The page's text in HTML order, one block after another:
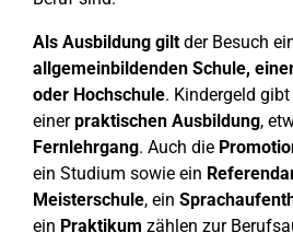
Als Ausbildung giltder Besuch
allgemeinbildenden Schule,
oder Hochschule. Kindergeld
einerpraktischen Ausbildung,
Fernlehrgang. Auch die
ein Studium sowie ein
Meisterschule, ein
ein Praktikum zählen zur